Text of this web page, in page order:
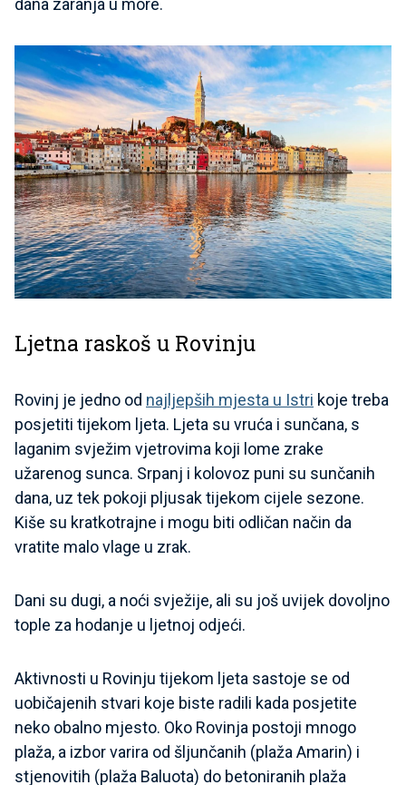
dana zaranja u more.
Ljetna raskoš u Rovinju
Rovinj je jedno od najljepših mjesta u Istri koje treba
posjetiti tijekom ljeta. Ljeta su vruća i sunčana, s
laganim svježim vjetrovima koji lome zrake
užarenog sunca. Srpanj i kolovoz puni su sunčanih
dana, uz tek pokoji pljusak tijekom cijele sezone.
Kiše su kratkotrajne i mogu biti odličan način da
vratite malo vlage u zrak.
Dani su dugi, a noći svježije, ali su još uvijek dovoljno
tople za hodanje u ljetnoj odjeći.
Aktivnosti u Rovinju tijekom ljeta sastoje se od
uobičajenih stvari koje biste radili kada posjetite
neko obalno mjesto. Oko Rovinja postoji mnogo
plaža, a izbor varira od šljunčanih (plaža Amarin) i
stjenovitih (plaža Baluota) do betoniranih plaža